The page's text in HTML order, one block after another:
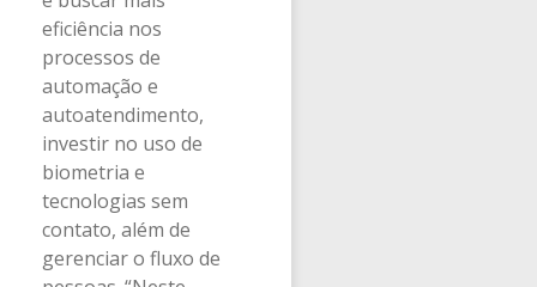
eficiência nos
processos de
automação e
autoatendimento,
investir no uso de
biometria e
tecnologias sem
contato, além de
gerenciar o fluxo de